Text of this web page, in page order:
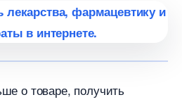
о товаре, получить